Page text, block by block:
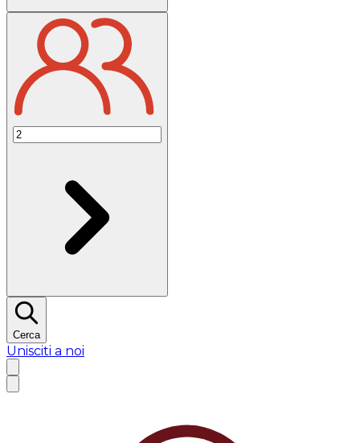
Cerca
Unisciti a noi